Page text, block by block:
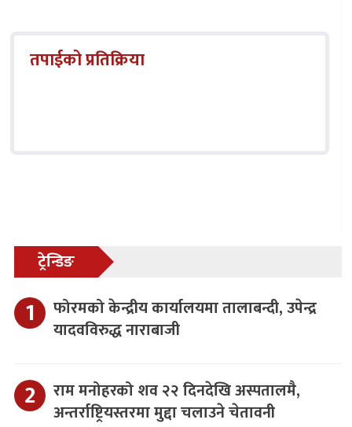
तपाईको प्रतिक्रिया
ट्रेन्डिङ
फोरमको केन्द्रीय कार्यालयमा तालाबन्दी, उपेन्द्र
यादवविरुद्ध नाराबाजी
राम मनोहरको शव २२ दिनदेखि अस्पतालमै,
अन्तर्राष्ट्रियस्तरमा मुद्दा चलाउने चेतावनी